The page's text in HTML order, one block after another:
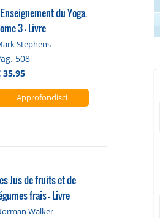
du Yoga.
3 - Livre
Stephens
508
35,95
Approfondisci
Jus de fruits et de
frais - Livre
Walker